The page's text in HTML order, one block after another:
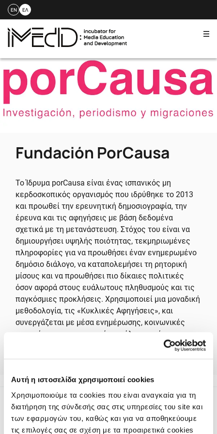
Αυτή η ιστοσελίδα χρησιμοποιεί cookies
Χρησιμοποιούμε τα cookies που είναι αναγκαία για τη
διατήρηση της σύνδεσής σας στις υπηρεσίες του site και
των εφαρμογών του, καθώς και για να αποθηκεύουμε
τις επιλογές σας σε σχέση με τα προαιρετικά cookies
to
content
EN ΕΛ
Fundación PorCausa
Το Ίδρυμα porCausa είναι ένας ισπανικός μη
κερδοσκοπικός οργανισμός που ιδρύθηκε το 2013
και προωθεί την ερευνητική δημοσιογραφία, την
έρευνα και τις αφηγήσεις με βάση δεδομένα
σχετικά με τη μετανάστευση. Στόχος του είναι να
δημιουργήσει υψηλής ποιότητας, τεκμηριωμένες
πληροφορίες για να προωθήσει έναν ενημερωμένο
δημόσιο διάλογο, να καταπολεμήσει τη ρητορική
μίσους και να προωθήσει πιο δίκαιες πολιτικές
όσον αφορά στους ευάλωτους πληθυσμούς και τις
παγκόσμιες προκλήσεις. Χρησιμοποιεί μια μοναδική
μεθοδολογία, τις «Κυκλικές Αφηγήσεις», και
συνεργάζεται με μέσα ενημέρωσης, κοινωνικές
οργανώσεις και ερευνητές σε όλο τον κόσμο για να
αμφισβητήσει τα στερεότυπα, κυρίως γύρω από τη